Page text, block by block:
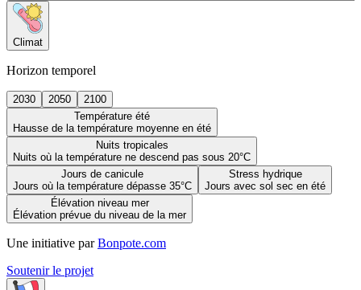
Climat
Horizon temporel
2030 2050
2100
Température été
Hausse de la température moyenne en été
Nuits tropicales
Nuits où la température ne descend pas sous 20°C
Jours de canicule
Jours où la température dépasse 35°C
Stress hydrique
Jours avec sol sec en été
Élévation niveau mer
Élévation prévue du niveau de la mer
Une initiative par Bonpote.com
Soutenir le projet